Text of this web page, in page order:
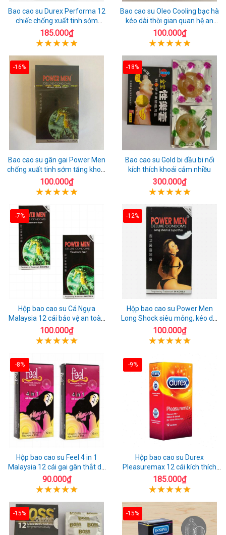
Bao cao su Durex Performa 12
chiếc chống xuất tinh sớm
chuẩn Thái Lan
185.000₫
Bao cao su Oleo Cooling bạc hà
kéo dài thời gian quan hệ an
toàn
100.000₫
-16%
Bao cao su gân gai Power Men
chống xuất tinh sớm tăng khoái
cảm
100.000₫
-18%
Bao cao su Gold bi đầu bi nổi
kích thích khoái cảm nhiều
300.000₫
-7%
Hộp bao cao su Cá Ngựa
Malaysia 12 cái bảo vệ an toàn
tuyệt đối
100.000₫
-12%
Hộp bao cao su Power Men
Long Shock siêu mỏng, kéo dài
quan hệ thoải mái
100.000₫
-8%
Hộp bao cao su Feel 4 in 1
Malaysia 12 cái gai gân thắt dễ
sử dụng
90.000₫
-9%
Hộp bao cao su Durex
Pleasuremax 12 cái kích thích
tăng khoái cảm
185.000₫
-15% -15%